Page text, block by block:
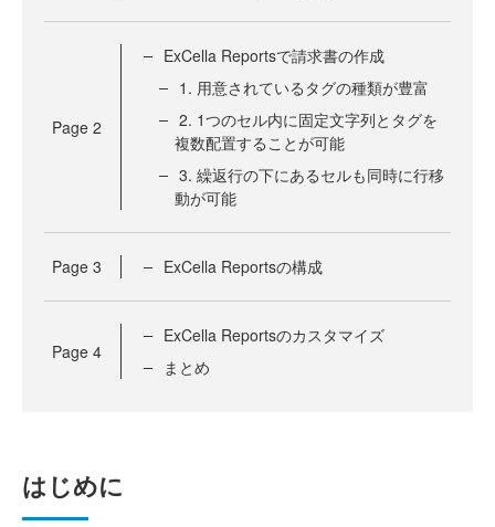
Page 2
ExCella Reportsで請求書の作成
1. 用意されているタグの種類が豊富
2. 1つのセル内に固定文字列とタグを
複数配置することが可能
3. 繰返行の下にあるセルも同時に行移
動が可能
Page 3 ExCella Reportsの構成
Page 4
ExCella Reportsのカスタマイズ
まとめ
はじめに